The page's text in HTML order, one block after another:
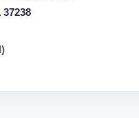
37238